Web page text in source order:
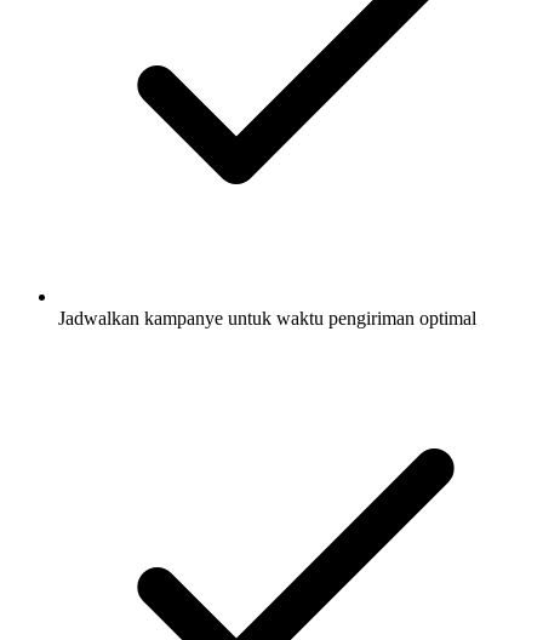
Jadwalkan kampanye untuk waktu pengiriman optimal